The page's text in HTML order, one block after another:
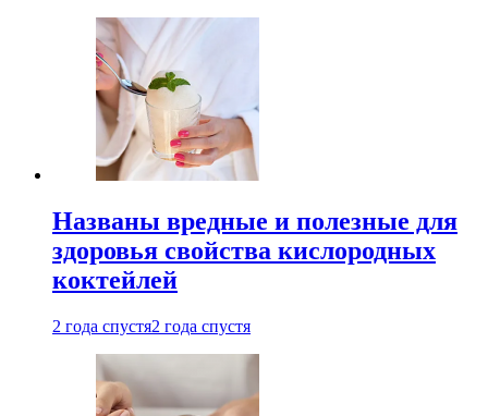
Названы вредные и полезные для
здоровья свойства кислородных
коктейлей
2 года спустя2 года спустя